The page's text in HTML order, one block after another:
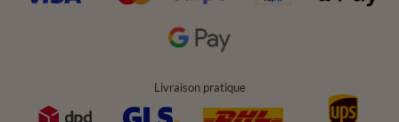
Livraison pratique